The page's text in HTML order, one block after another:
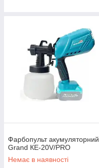
Фарбопульт акумуляторний
Grand КЕ-20V/PRO
Немає в наявності